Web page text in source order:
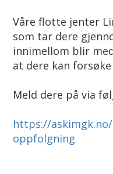
Våre flotte jenter
som tar dere
innimellom blir
at dere kan
Meld dere på via
https://
oppfolgning